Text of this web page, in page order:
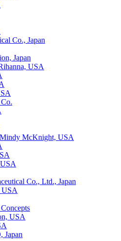
Co., Japan
Japan
USA
McKnight, USA
Co., Ltd., Japan
USA